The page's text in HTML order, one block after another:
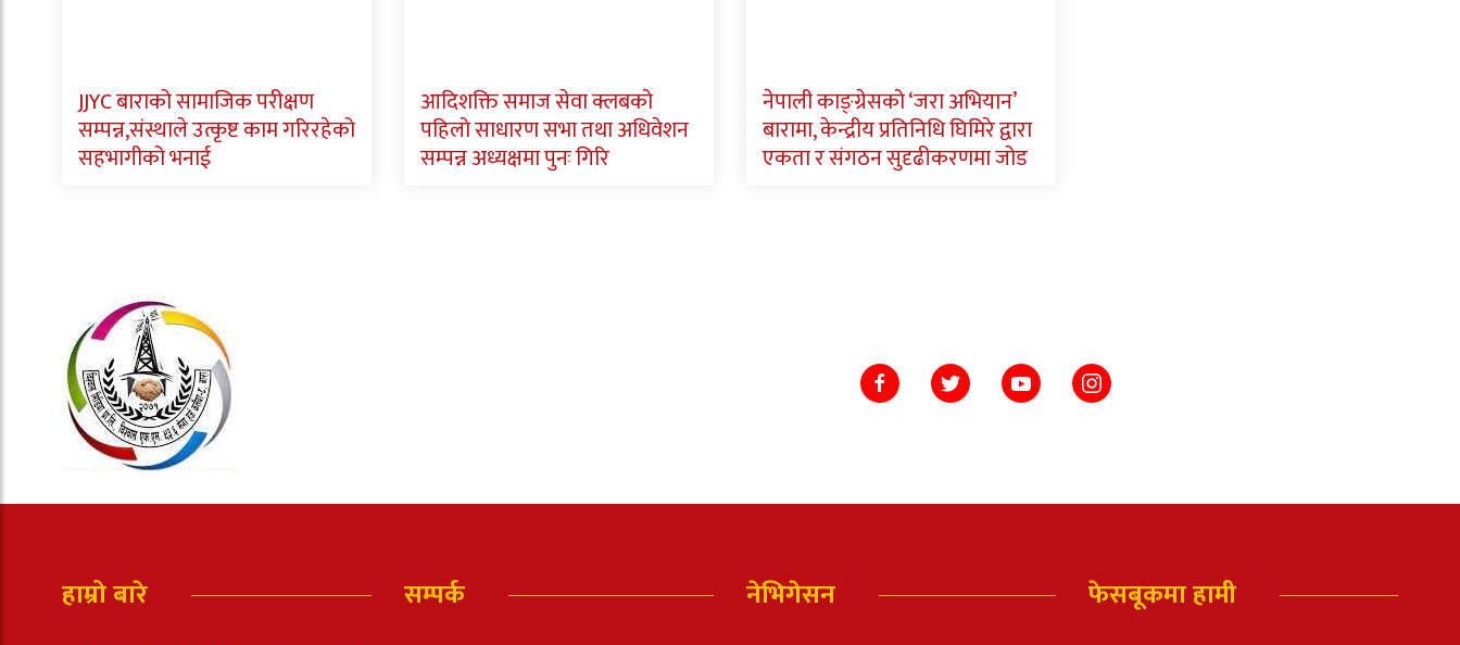
JJYC बाराको सामाजिक परीक्षण
सम्पन्न,संस्थाले उत्कृष्ट काम गरिरहेको
सहभागीको भनाई
आदिशक्ति समाज सेवा क्लबको
पहिलो साधारण सभा तथा अधिवेशन
सम्पन्न अध्यक्षमा पुनः गिरि
नेपाली काङ्ग्रेसको ‘जरा अभियान’
बारामा, केन्द्रीय प्रतिनिधि घिमिरे द्वारा
एकता र संगठन सुदृढीकरणमा जोड
हाम्रो बारे
सम्पर्क
नेभिगेसन फेसबूकमा हामी